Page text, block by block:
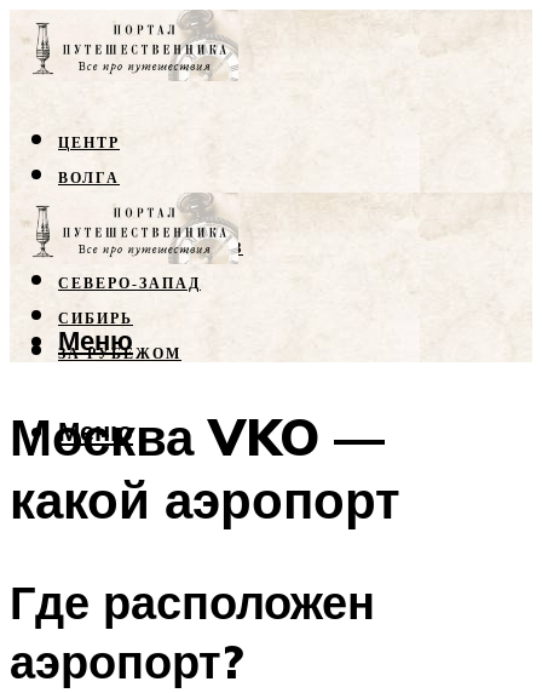
ЦЕНТР
ВОЛГА
КРЫМ
СЕВЕРНЫЙ КАВКАЗ
СЕВЕРО-ЗАПАД
СИБИРЬ
ЗА РУБЕЖОМ
Меню
Меню
Москва VKO —
какой аэропорт
Где расположен
аэропорт?